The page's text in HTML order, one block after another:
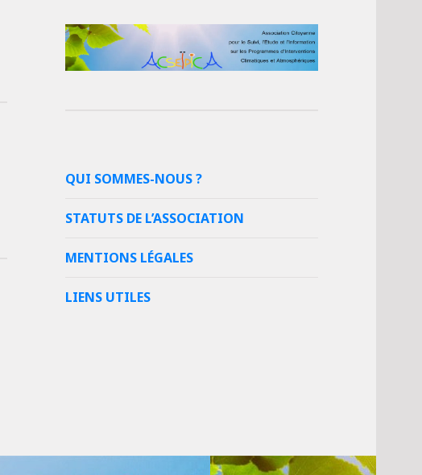
QUI SOMMES-NOUS ?
STATUTS DE L’ASSOCIATION
MENTIONS LÉGALES
LIENS UTILES